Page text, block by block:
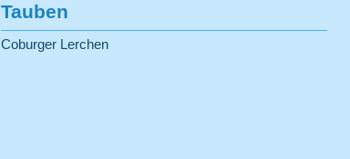
Tauben
Coburger Lerchen